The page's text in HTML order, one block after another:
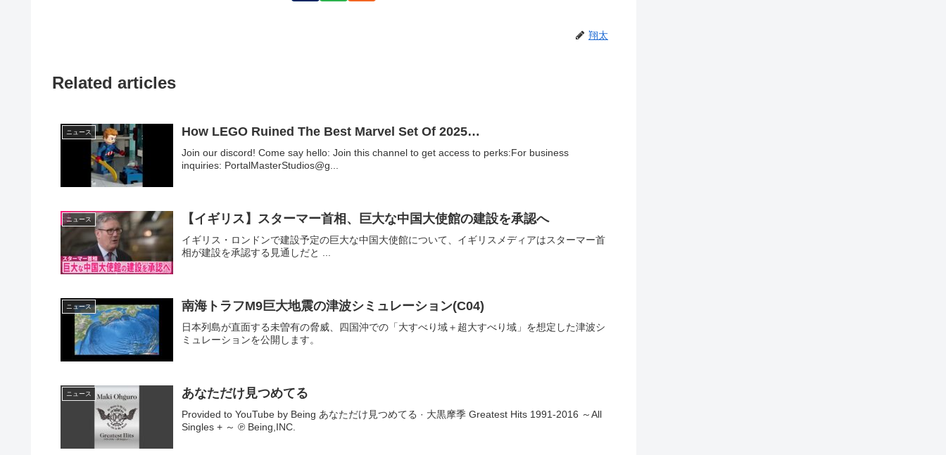
翔太
Related articles
ニュース How LEGO Ruined The Best Marvel Set Of 2025…
Join our discord! Come say hello: Join this channel to get access to perks:For business
inquiries: PortalMasterStudios@g...
ニュース 【イギリス】スターマー首相、巨大な中国大使館の建設を承認へ
イギリス・ロンドンで建設予定の巨大な中国大使館について、イギリスメディアはスターマー首
相が建設を承認する見通しだと ...
ニュース 南海トラフM9巨大地震の津波シミュレーション(C04)
日本列島が直面する未曽有の脅威、四国沖での「大すべり域＋超大すべり域」を想定した津波シ
ミュレーションを公開します。
ニュース あなただけ見つめてる
Provided to YouTube by Being あなただけ見つめてる · 大黒摩季 Greatest Hits 1991-2016 ～All
Singles + ～ ℗ Being,INC.